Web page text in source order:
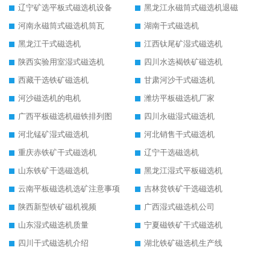
辽宁矿选平板式磁选机设备
黑龙江永磁筒式磁选机退磁
河南永磁筒式磁选机筒瓦
湖南干式磁选机
黑龙江干式磁选机
江西钛尾矿湿式磁选机
陕西实验用室湿式磁选机
四川水选褐铁矿磁选机
西藏干选铁矿磁选机
甘肃河沙干式磁选机
河沙磁选机的电机
潍坊平板磁选机厂家
广西平板磁选机磁铁排列图
四川永磁湿式磁选机
河北锰矿湿式磁选机
河北销售干式磁选机
重庆赤铁矿干式磁选机
辽宁干选磁选机
山东铁矿干选磁选机
黑龙江湿式平板磁选机
云南平板磁选机选矿注意事项
吉林贫铁矿干选磁选机
陕西新型铁矿磁机视频
广西湿式磁选机公司
山东湿式磁选机质量
宁夏磁铁矿干式磁选机
四川干式磁选机介绍
湖北铁矿磁选机生产线